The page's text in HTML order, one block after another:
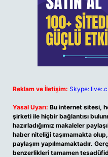
Reklam ve İletişim: Skype:
Yasal Uyarı: Bu internet sitesi,
şirketi ile hiçbir bağlantısı
hazırladığımız makaleler
haber niteliği taşımamakta
paylaşım yapılmamaktadır.
benzerlikleri tamamen